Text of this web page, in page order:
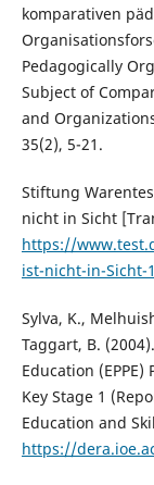
komparativen
Pedagogically
Subject of
and
35(2), 5-21.
Stiftung
nicht in Sicht
https://
ist-nicht-in-Sicht-
Sylva, K.,
Taggart, B.
Education
Key Stage 1
Education and
https://